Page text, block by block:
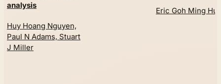
analysis
Huy Hoang Nguyen,
Paul N Adams, Stuart
J Miller
Eric Goh Ming Hui